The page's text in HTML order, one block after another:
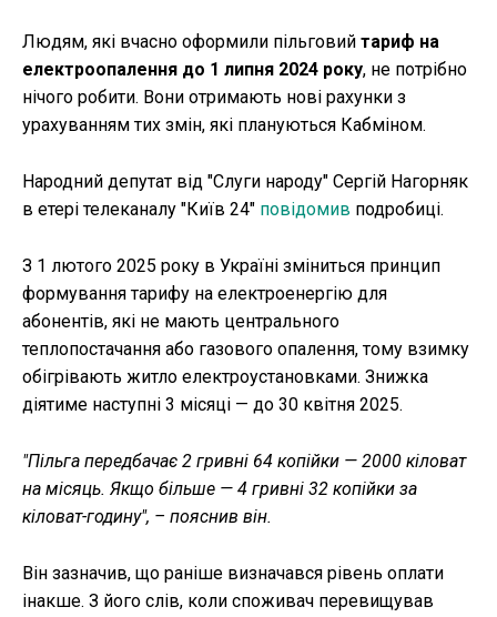
Людям, які вчасно оформили пільговий тариф на
електроопалення до 1 липня 2024 року, не потрібно
нічого робити. Вони отримають нові рахунки з
урахуванням тих змін, які плануються Кабміном.
Народний депутат від "Слуги народу" Сергій Нагорняк
в етері телеканалу "Київ 24" повідомив подробиці.
З 1 лютого 2025 року в Україні зміниться принцип
формування тарифу на електроенергію для
абонентів, які не мають центрального
теплопостачання або газового опалення, тому взимку
обігрівають житло електроустановками. Знижка
діятиме наступні 3 місяці — до 30 квітня 2025.
"Пільга передбачає 2 гривні 64 копійки — 2000 кіловат
на місяць. Якщо більше — 4 гривні 32 копійки за
кіловат-годину", – пояснив він.
Він зазначив, що раніше визначався рівень оплати
інакше. З його слів, коли споживач перевищував